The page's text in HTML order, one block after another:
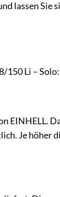
lassen Sie
150 Li – Solo:
EINHELL.
Je höher